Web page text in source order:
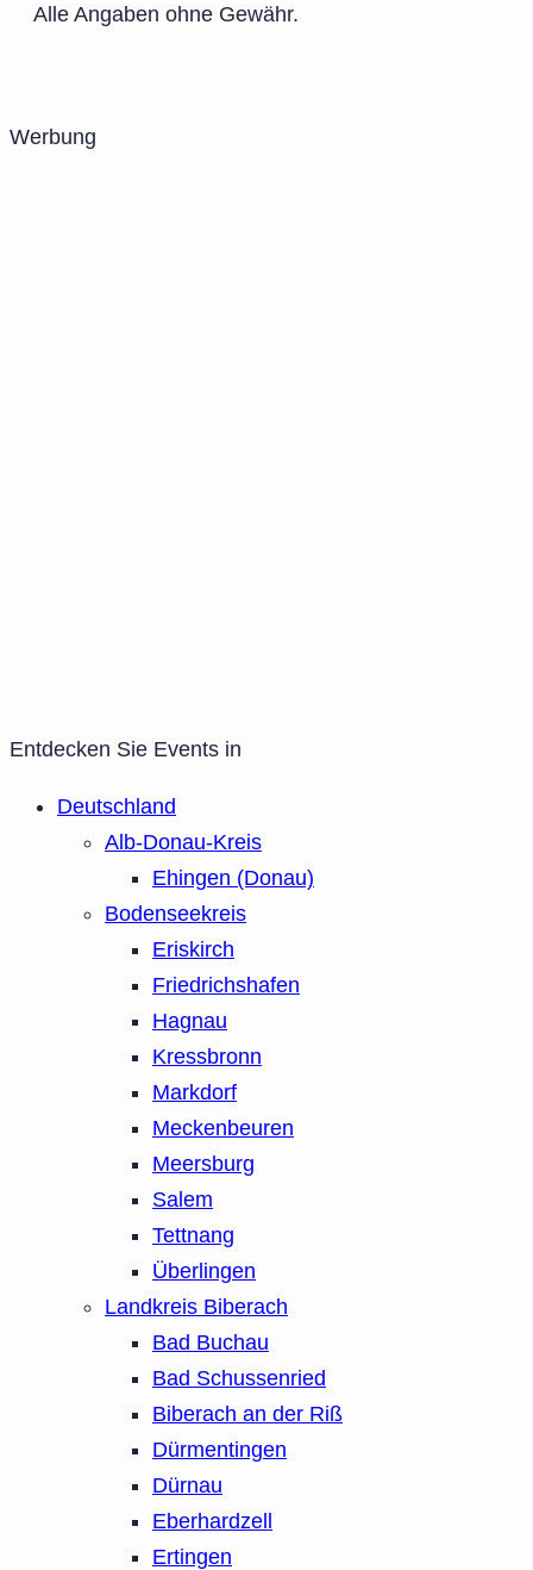
Alle Angaben ohne Gewähr.
Werbung
Entdecken Sie Events in
Deutschland
Alb-Donau-Kreis
Ehingen (Donau)
Bodenseekreis
Eriskirch
Friedrichshafen
Hagnau
Kressbronn
Markdorf
Meckenbeuren
Meersburg
Salem
Tettnang
Überlingen
Landkreis Biberach
Bad Buchau
Bad Schussenried
Biberach an der Riß
Dürmentingen
Dürnau
Eberhardzell
Ertingen